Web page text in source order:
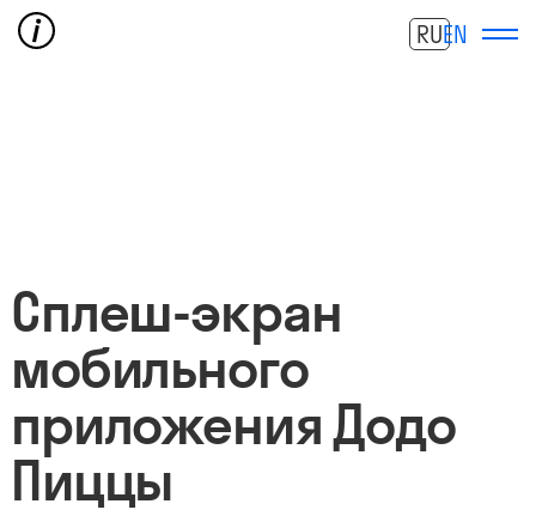
RUEN
Сплеш-экран
мобильного
приложения Додо
Пиццы